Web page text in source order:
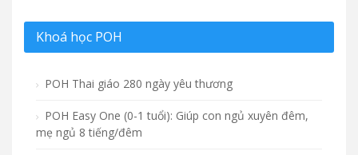
Khoá học POH
POH Thai giáo 280 ngày yêu thương
POH Easy One (0-1 tuổi): Giúp con ngủ xuyên đêm,
mẹ ngủ 8 tiếng/đêm